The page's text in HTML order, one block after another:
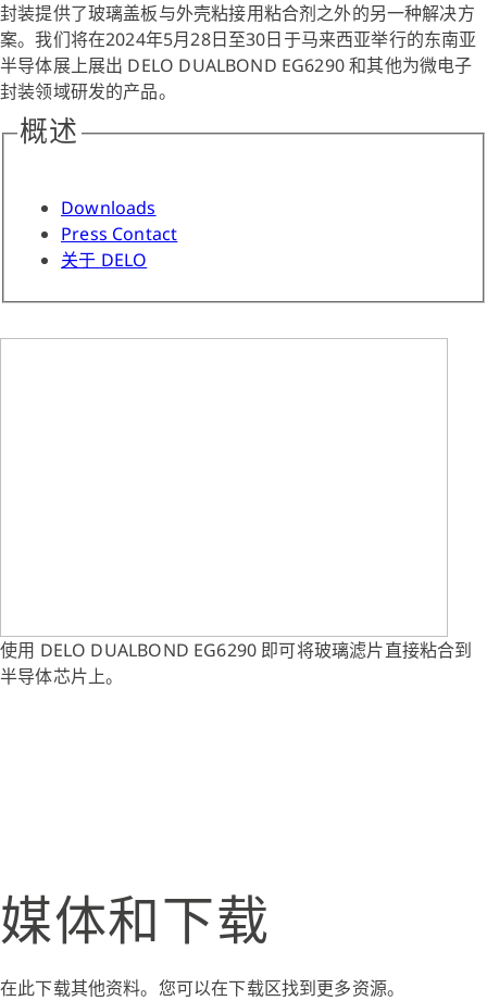
封装提供了玻璃盖板与外壳粘接用粘合剂之外的另一种解决方
案。我们将在2024年5月28日至30日于马来西亚举行的东南亚
半导体展上展出 DELO DUALBOND EG6290 和其他为微电子
封装领域研发的产品。
概述
Downloads
Press Contact
关于 DELO
使用 DELO DUALBOND EG6290 即可将玻璃滤片直接粘合到
半导体芯片上。
媒体和下载
在此下载其他资料。您可以在下载区找到更多资源。